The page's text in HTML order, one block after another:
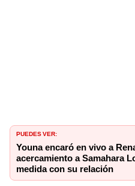
PUEDES VER:
Youna encaró en vivo a
acercamiento a Samahara
medida con su relación